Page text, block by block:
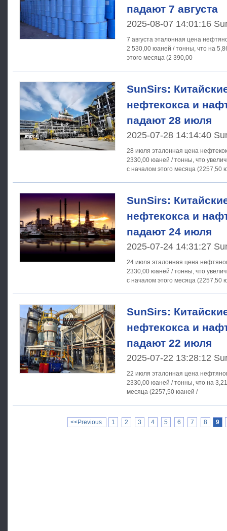
падают 7 августа
2025-08-07 14:01:16
7 августа эталонная цена
2 530,00 юаней / тонны, что на
этого месяца (2 390,00
SunSirs:
нефтекокса и
падают 28 июля
2025-07-28 14:14:40
28 июля эталонная цена
2330,00 юаней / тонны, что
с началом этого месяца (2257,50
SunSirs:
нефтекокса и
падают 24 июля
2025-07-24 14:31:27
24 июля эталонная цена
2330,00 юаней / тонны, что
с началом этого месяца (2257,50
SunSirs:
нефтекокса и
падают 22 июля
2025-07-22 13:28:12
22 июля эталонная цена
2330,00 юаней / тонны, что на
месяца (2257,50 юаней /
<<Previous 1 2 3 4 5 6 7 8 9